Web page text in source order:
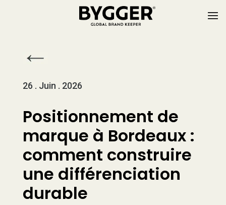
26 . Juin . 2026
Positionnement de
marque à Bordeaux :
comment construire
une différenciation
durable